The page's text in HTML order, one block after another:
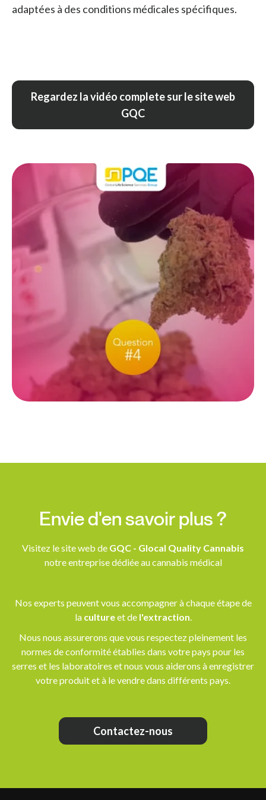
adaptées à des conditions médicales spécifiques.
Regardez la vidéo complete sur le site web
GQC
Envie d'en savoir plus ?
Visitez le site web de GQC - Glocal Quality Cannabis
notre entreprise dédiée au cannabis médical
Nos experts peuvent vous accompagner à chaque étape de
la cultureet de l'extraction.
Nous nous assurerons que vous respectez pleinement les
normes de conformité établies dans votre pays pour les
serres et les laboratoires et nous vous aiderons à enregistrer
votre produit et à le vendre dans différents pays.
Contactez-nous